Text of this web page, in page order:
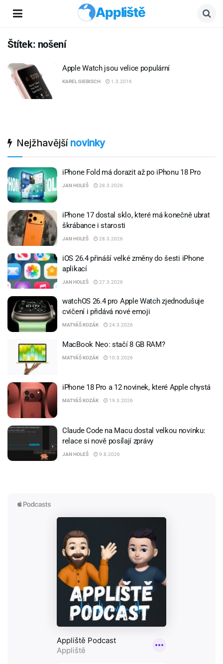
Appliště
Štítek: nošení
Apple Watch jsou velice populární
KAREL GIEBISCH 1.3.2016
Nejžhavějšínovinky
iPhone Fold má dorazit až po iPhonu 18 Pro
JAN HOLEŠ 28.3.2026
iPhone 17 dostal sklo, které má konečně ubrat
škrábance i starosti
JAN HOLEŠ 28.3.2026
iOS 26.4 přináší velké změny do šesti iPhone
aplikací
JAN HOLEŠ 27.3.2026
watchOS 26.4 pro Apple Watch zjednodušuje
cvičení i přidává nové emoji
MATYÁŠ KOZÁK 24.3.2026
MacBook Neo: stačí 8 GB RAM?
MATYÁŠ KOZÁK 10.3.2026
iPhone 18 Pro a 12 novinek, které Apple chystá
MATYÁŠ KOZÁK 19.3.2026
Claude Code na Macu dostal velkou novinku:
relace si nově posílají zprávy
JAN HOLEŠ 9.8.2026